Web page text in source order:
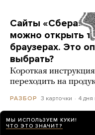
Сайты «Сбера» и
можно открыть
браузерах. Это
выбрать?
Короткая
переходить на
РАЗБОР 3 карточки 4 дня
МЫ ИСПОЛЬЗУЕМ КУКИ!
ЧТО ЭТО ЗНАЧИТ?